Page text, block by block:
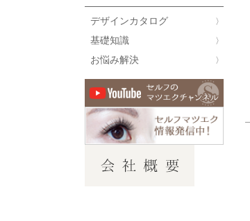
デザインカタログ
基礎知識
お悩み解決